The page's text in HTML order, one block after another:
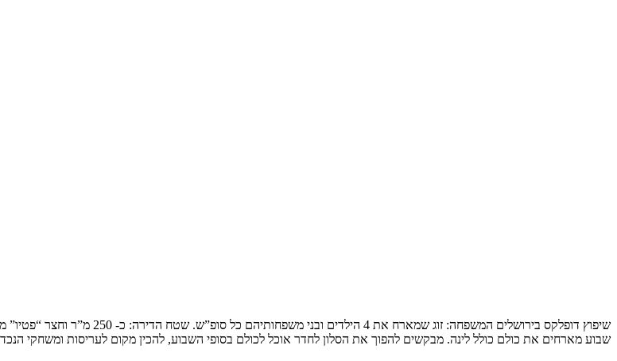
שיפוץ דופלקס בירושלים המשפחה:
שבוע מארחים את כולם כולל לינה. מבקשים להפוך את הסלון לחדר אוכל לכולם בסופי השבוע, להכין מקום לעריסות ומשחקי